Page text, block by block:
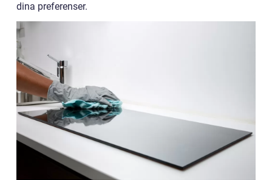
dina preferenser.